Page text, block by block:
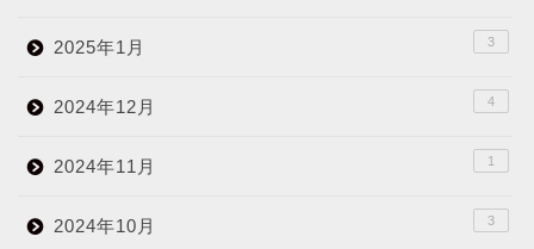
2025年1月 3
2024年12月 4
2024年11月 1
2024年10月 3